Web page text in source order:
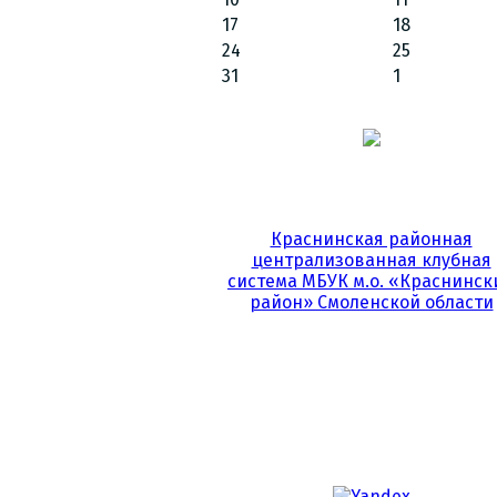
17
18
24
25
31
1
Краснинская районная
централизованная клубная
система МБУК м.о.
район» Смоленской области